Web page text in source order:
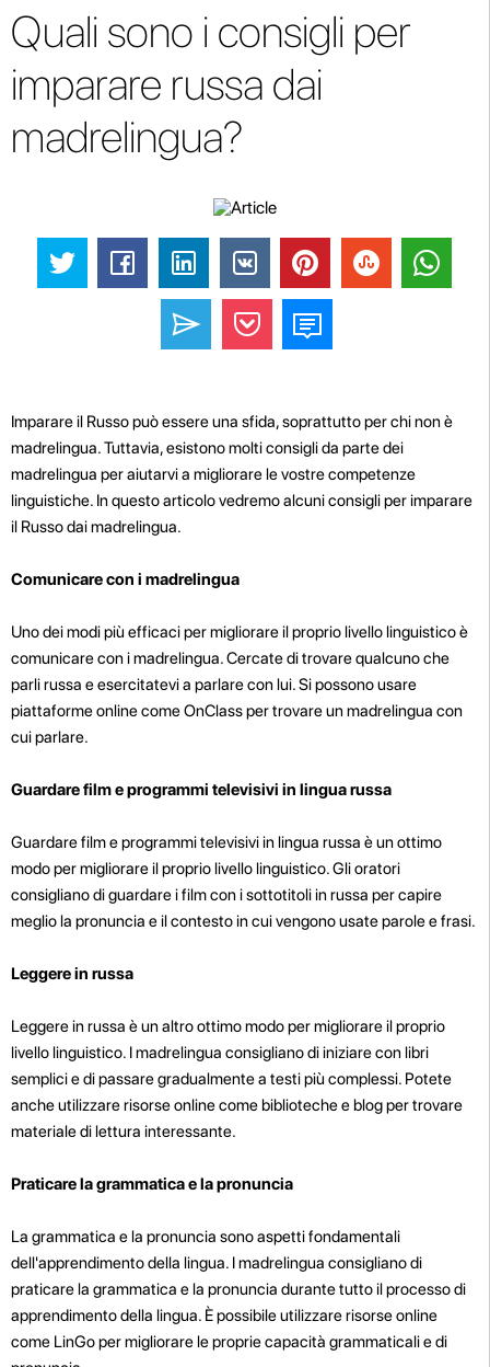
Quali sono i consigli per
imparare russa dai
madrelingua?
Imparare il Russo può essere una sfida, soprattutto per chi non è
madrelingua. Tuttavia, esistono molti consigli da parte dei
madrelingua per aiutarvi a migliorare le vostre competenze
linguistiche. In questo articolo vedremo alcuni consigli per imparare
il Russo dai madrelingua.
Comunicare con i madrelingua
Uno dei modi più efficaci per migliorare il proprio livello linguistico è
comunicare con i madrelingua. Cercate di trovare qualcuno che
parli russa e esercitatevi a parlare con lui. Si possono usare
piattaforme online come OnClass per trovare un madrelingua con
cui parlare.
Guardare film e programmi televisivi in lingua russa
Guardare film e programmi televisivi in lingua russa è un ottimo
modo per migliorare il proprio livello linguistico. Gli oratori
consigliano di guardare i film con i sottotitoli in russa per capire
meglio la pronuncia e il contesto in cui vengono usate parole e frasi.
Leggere in russa
Leggere in russa è un altro ottimo modo per migliorare il proprio
livello linguistico. I madrelingua consigliano di iniziare con libri
semplici e di passare gradualmente a testi più complessi. Potete
anche utilizzare risorse online come biblioteche e blog per trovare
materiale di lettura interessante.
Praticare la grammatica e la pronuncia
La grammatica e la pronuncia sono aspetti fondamentali
dell'apprendimento della lingua. I madrelingua consigliano di
praticare la grammatica e la pronuncia durante tutto il processo di
apprendimento della lingua. È possibile utilizzare risorse online
come LinGo per migliorare le proprie capacità grammaticali e di